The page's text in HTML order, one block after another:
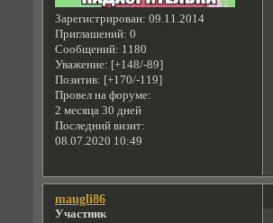
Зарегистрирован: 09.11.2014
Приглашений: 0
Сообщений: 1180
Уважение: [+148/-89]
Позитив: [+170/-119]
Провел на форуме:
2 месяца 30 дней
Последний визит:
08.07.2020 10:49
maugli86
Участник